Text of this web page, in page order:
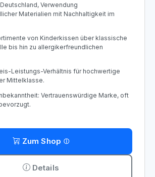
Verwendung
Materialien mit Nachhaltigkeit im
von Kinderkissen über klassische
bis hin zu allergikerfreundlichen
Leistungs-Verhältnis für hochwertige
Mittelklasse.
Vertrauenswürdige Marke, oft
Zum Shop
Details